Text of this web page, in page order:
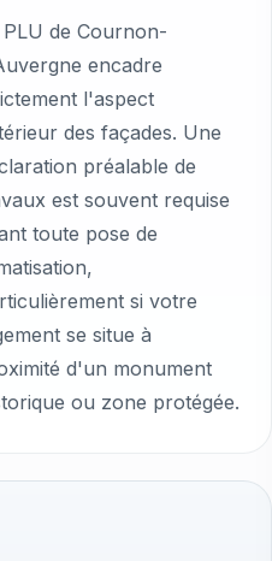
PLU de Cournon-
encadre
l'aspect
des façades. Une
préalable de
est souvent requise
toute pose de
si votre
se situe à
d'un monument
ou zone protégée.